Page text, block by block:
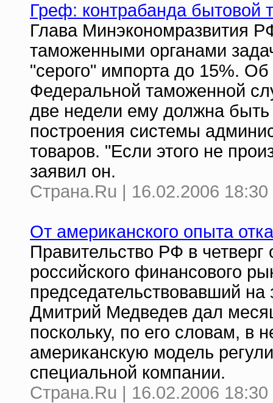
Греф: контрабанда бытовой
Глава Минэкономразвития
таможенными органами
"серого" импорта до 15%.
Федеральной таможенной
две недели ему должна
построения системы
товаров. "Если этого не
заявил он.
Страна.Ru | 16.02.2006 18:30
От американского опыта
Правительство РФ в четверг
российского финансового
председательствовавший
Дмитрий Медведев дал
поскольку, по его словам, в
американскую модель
специальной компании.
Страна.Ru | 16.02.2006 18:30